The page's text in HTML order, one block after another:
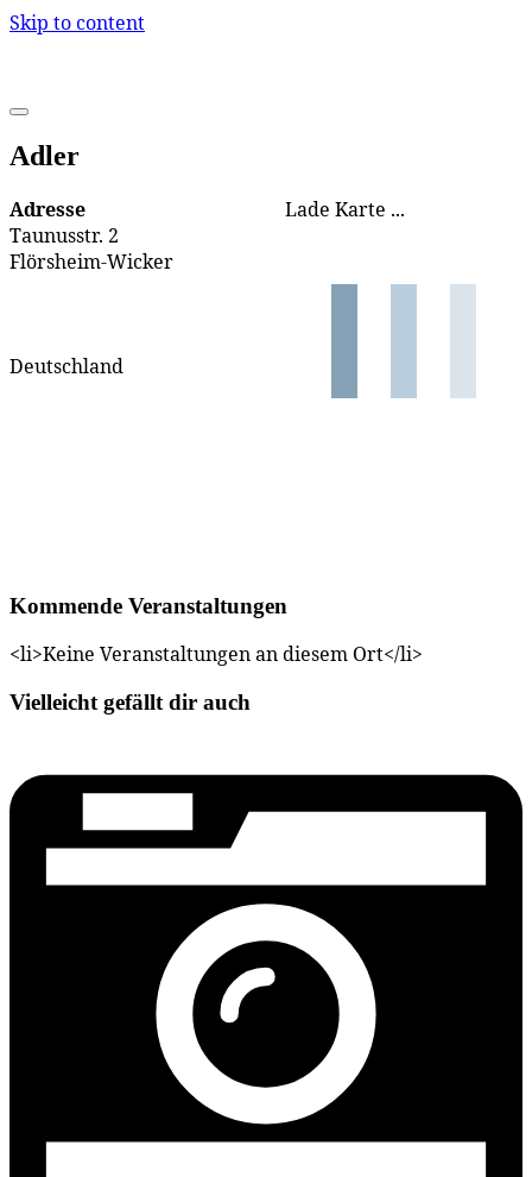
Skip to content
Adler
Lade Karte ...
Adresse
Taunusstr. 2
Flörsheim-Wicker
Deutschland
Kommende Veranstaltungen
<li>Keine Veranstaltungen an diesem Ort</li>
Vielleicht gefällt dir auch